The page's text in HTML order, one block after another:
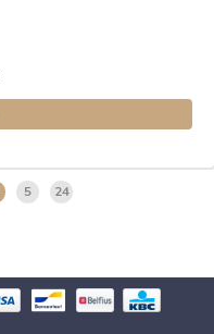
5 24